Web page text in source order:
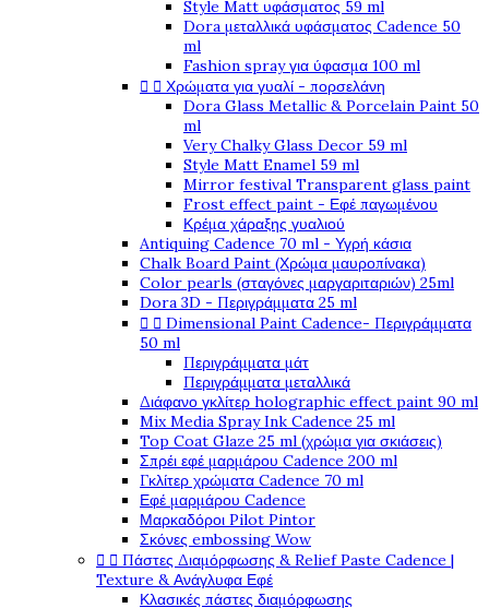
Style Matt υφάσματος 59 ml
Dora μεταλλικά υφάσματος Cadence 50
ml
Fashion spray για ύφασμα 100 ml
  Χρώματα για γυαλί - πορσελάνη
Dora Glass Metallic & Porcelain Paint 50
ml
Very Chalky Glass Decor 59 ml
Style Matt Enamel 59 ml
Mirror festival Transparent glass paint
Frost effect paint - Εφέ παγωμένου
Κρέμα χάραξης γυαλιού
Antiquing Cadence 70 ml - Υγρή κάσια
Chalk Board Paint (Χρώμα μαυροπίνακα)
Color pearls (σταγόνες μαργαριταριών) 25ml
Dora 3D - Περιγράμματα 25 ml
  Dimensional Paint Cadence- Περιγράμματα
50 ml
Περιγράμματα μάτ
Περιγράμματα μεταλλικά
Διάφανο γκλίτερ holographic effect paint 90 ml
Mix Media Spray Ink Cadence 25 ml
Top Coat Glaze 25 ml (χρώμα για σκιάσεις)
Σπρέι εφέ μαρμάρου Cadence 200 ml
Γκλίτερ χρώματα Cadence 70 ml
Εφέ μαρμάρου Cadence
Μαρκαδόροι Pilot Pintor
Σκόνες embossing Wow
  Πάστες Διαμόρφωσης & Relief Paste Cadence |
Texture & Ανάγλυφα Εφέ
Κλασικές πάστες διαμόρφωσης